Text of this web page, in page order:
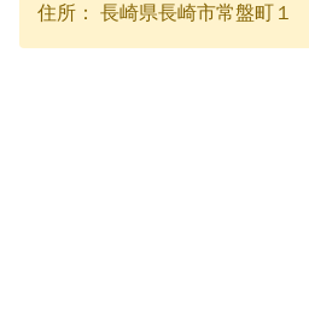
住所： 長崎県長崎市常盤町１